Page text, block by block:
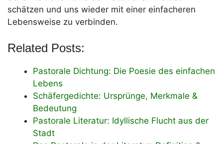
schätzen und uns wieder mit einer einfacheren
Lebensweise zu verbinden.
Related Posts:
Pastorale Dichtung: Die Poesie des einfachen
Lebens
Schäfergedichte: Ursprünge, Merkmale &
Bedeutung
Pastorale Literatur: Idyllische Flucht aus der
Stadt